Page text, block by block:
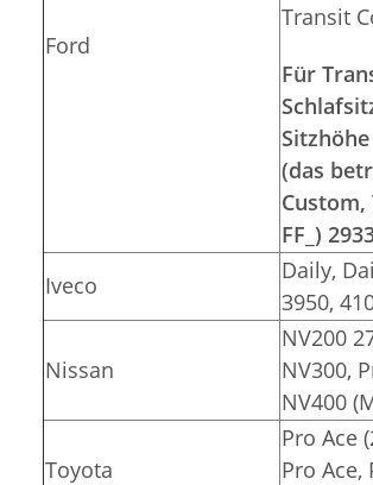
Ford
Transit
Für
(das
Custom,
FF_)
Iveco
Daily,
3950,
Nissan
NV200
NV300,
NV400
Toyota
Pro Ace
Pro Ace,